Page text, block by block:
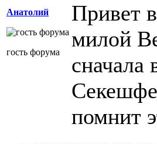
Анатолий
гость форума
Привет
милой
сначала
помнит